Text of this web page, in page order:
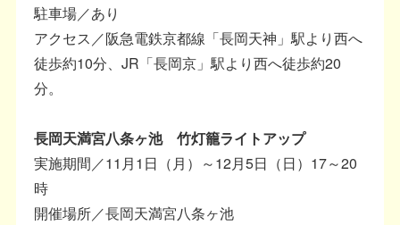
駐車場／あり
アクセス／阪急電鉄京都線「長岡天神」駅より西へ
徒歩約10分、JR「長岡京」駅より西へ徒歩約20
分。
長岡天満宮八条ヶ池 竹灯籠ライトアップ
実施期間／11月1日（月）～12月5日（日）17～20
時
開催場所／長岡天満宮八条ヶ池